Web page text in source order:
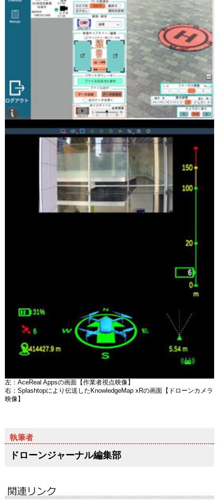
左：AceReal Appsの画面【作業者視点映像】
右：Splashtopにより伝送したKnowledgeMap xRの画面【ドローンカメラ
映像】
ドローンジャーナル編集部